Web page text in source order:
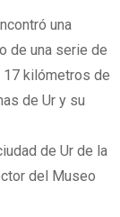
una
de una serie de
17 kilómetros de
de Ur y su
de Ur de la
del Museo